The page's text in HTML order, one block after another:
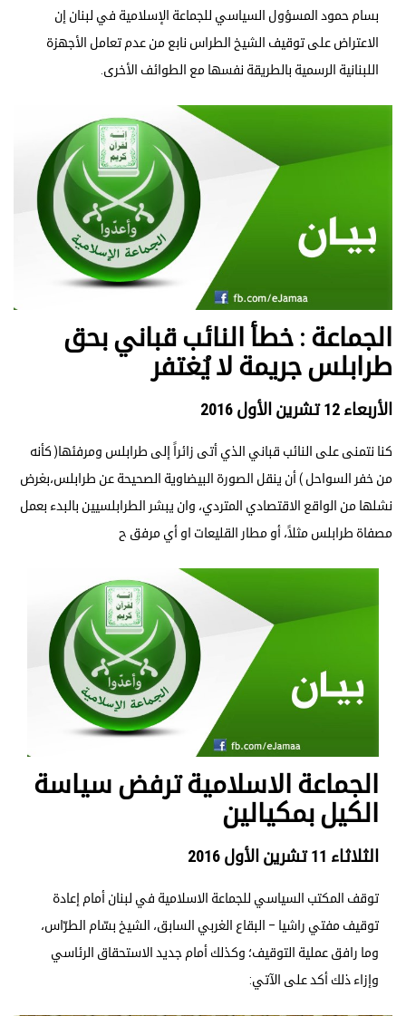
بسام حمود المسؤول السياسي للجماعة الإسلامية في لبنان إن
الاعتراض على توقيف الشيخ الطراس نابع من عدم تعامل الأجهزة
اللبنانية الرسمية بالطريقة نفسها مع الطوائف الأخرى.
الجماعة : خطأ النائب قباني بحق
طرابلس جريمة لا يُغتفر
الأربعاء 12 تشرين الأول 2016
كنا نتمنى على النائب قباني الذي أتى زائراً إلى طرابلس ومرفئها( كأنه
من خفر السواحل ) أن ينقل الصورة البيضاوية الصحيحة عن طرابلس،بغرض
نشلها من الواقع الاقتصادي المتردي، وان يبشر الطرابلسيين بالبدء بعمل
مصفاة طرابلس مثلاً، أو مطار القليعات او أي مرفق ح
الجماعة الاسلامية ترفض سياسة
الكيل بمكيالين
الثلاثاء 11 تشرين الأول 2016
توقف المكتب السياسي للجماعة الاسلامية في لبنان أمام إعادة
توقيف مفتي راشيا – البقاع الغربي السابق، الشيخ بسّام الطرّاس،
وما رافق عملية التوقيف؛ وكذلك أمام جديد الاستحقاق الرئاسي
وإزاء ذلك أكد على الآتي: